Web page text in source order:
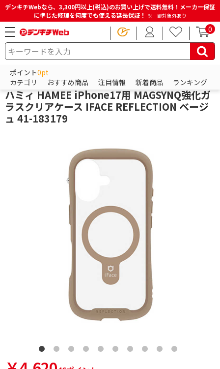
デンキチWebなら、3,300円以上(税込)のお買い上げで送料無料！メーカー保証
に準じた修理を何度でも使える延長保証！ ※一部対象外あり
0
ポイント0pt
カテゴリ
おすすめ商品 注目情報 新着商品 ランキング
HOME 商品一覧ページ スマホアクセサリー
Hamee
ハミィ HAMEE iPhone17用 MAGSYNQ強化ガ
ラスクリアケース IFACE REFLECTION ベージ
ュ 41-183179